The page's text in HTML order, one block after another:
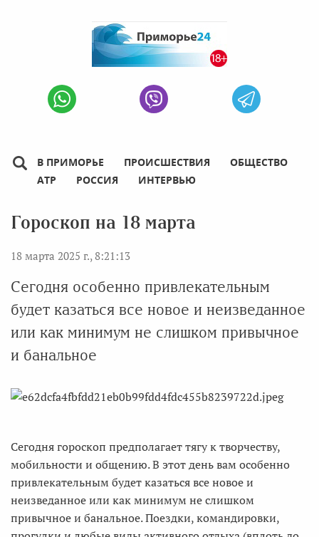
В ПРИМОРЬЕ ПРОИСШЕСТВИЯ
ОБЩЕСТВО
АТР
РОССИЯ ИНТЕРВЬЮ
Гороскоп на 18 марта
18 марта 2025 г., 8:21:13
Сегодня особенно привлекательным
будет казаться все новое и неизведанное
или как минимум не слишком привычное
и банальное
Сегодня гороскоп предполагает тягу к творчеству,
мобильности и общению. В этот день вам особенно
привлекательным будет казаться все новое и
неизведанное или как минимум не слишком
привычное и банальное. Поездки, командировки,